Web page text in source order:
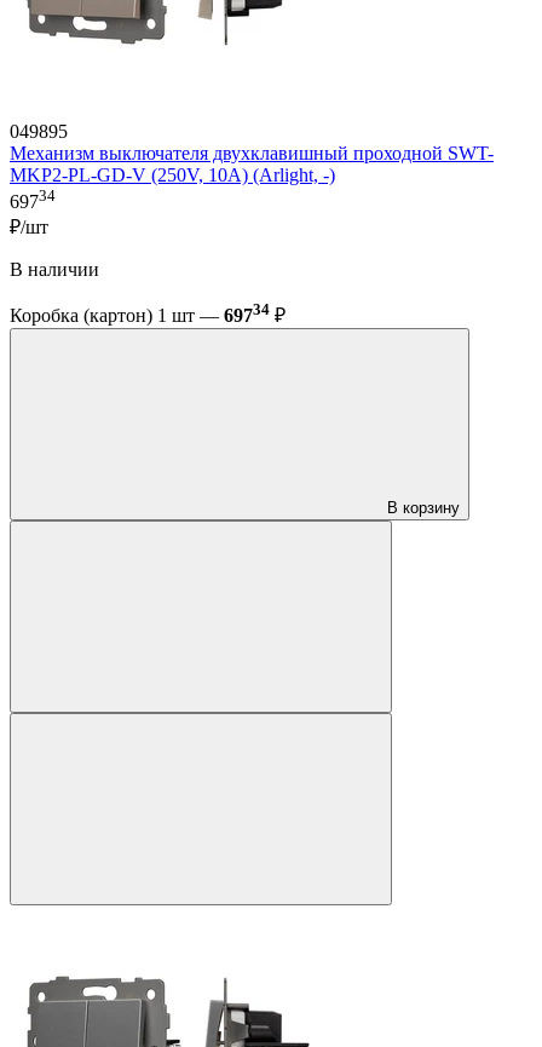
049895
Механизм выключателя двухклавишный проходной SWT-
MKP2-PL-GD-V (250V, 10A) (Arlight, -)
69734
₽/шт
В наличии
Коробка (картон) 1 шт — 69734 ₽
В корзину